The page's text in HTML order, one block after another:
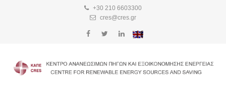
+30 210 6603300
cres@cres.gr